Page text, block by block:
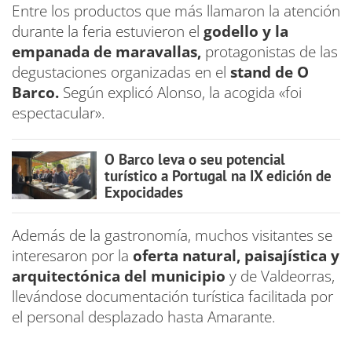
Entre los productos que más llamaron la atención
durante la feria estuvieron el godello y la
empanada de maravallas, protagonistas de las
degustaciones organizadas en el stand de O
Barco. Según explicó Alonso, la acogida «foi
espectacular».
O Barco leva o seu potencial
turístico a Portugal na IX edición de
Expocidades
Además de la gastronomía, muchos visitantes se
interesaron por la oferta natural, paisajística y
arquitectónica del municipio y de Valdeorras,
llevándose documentación turística facilitada por
el personal desplazado hasta Amarante.